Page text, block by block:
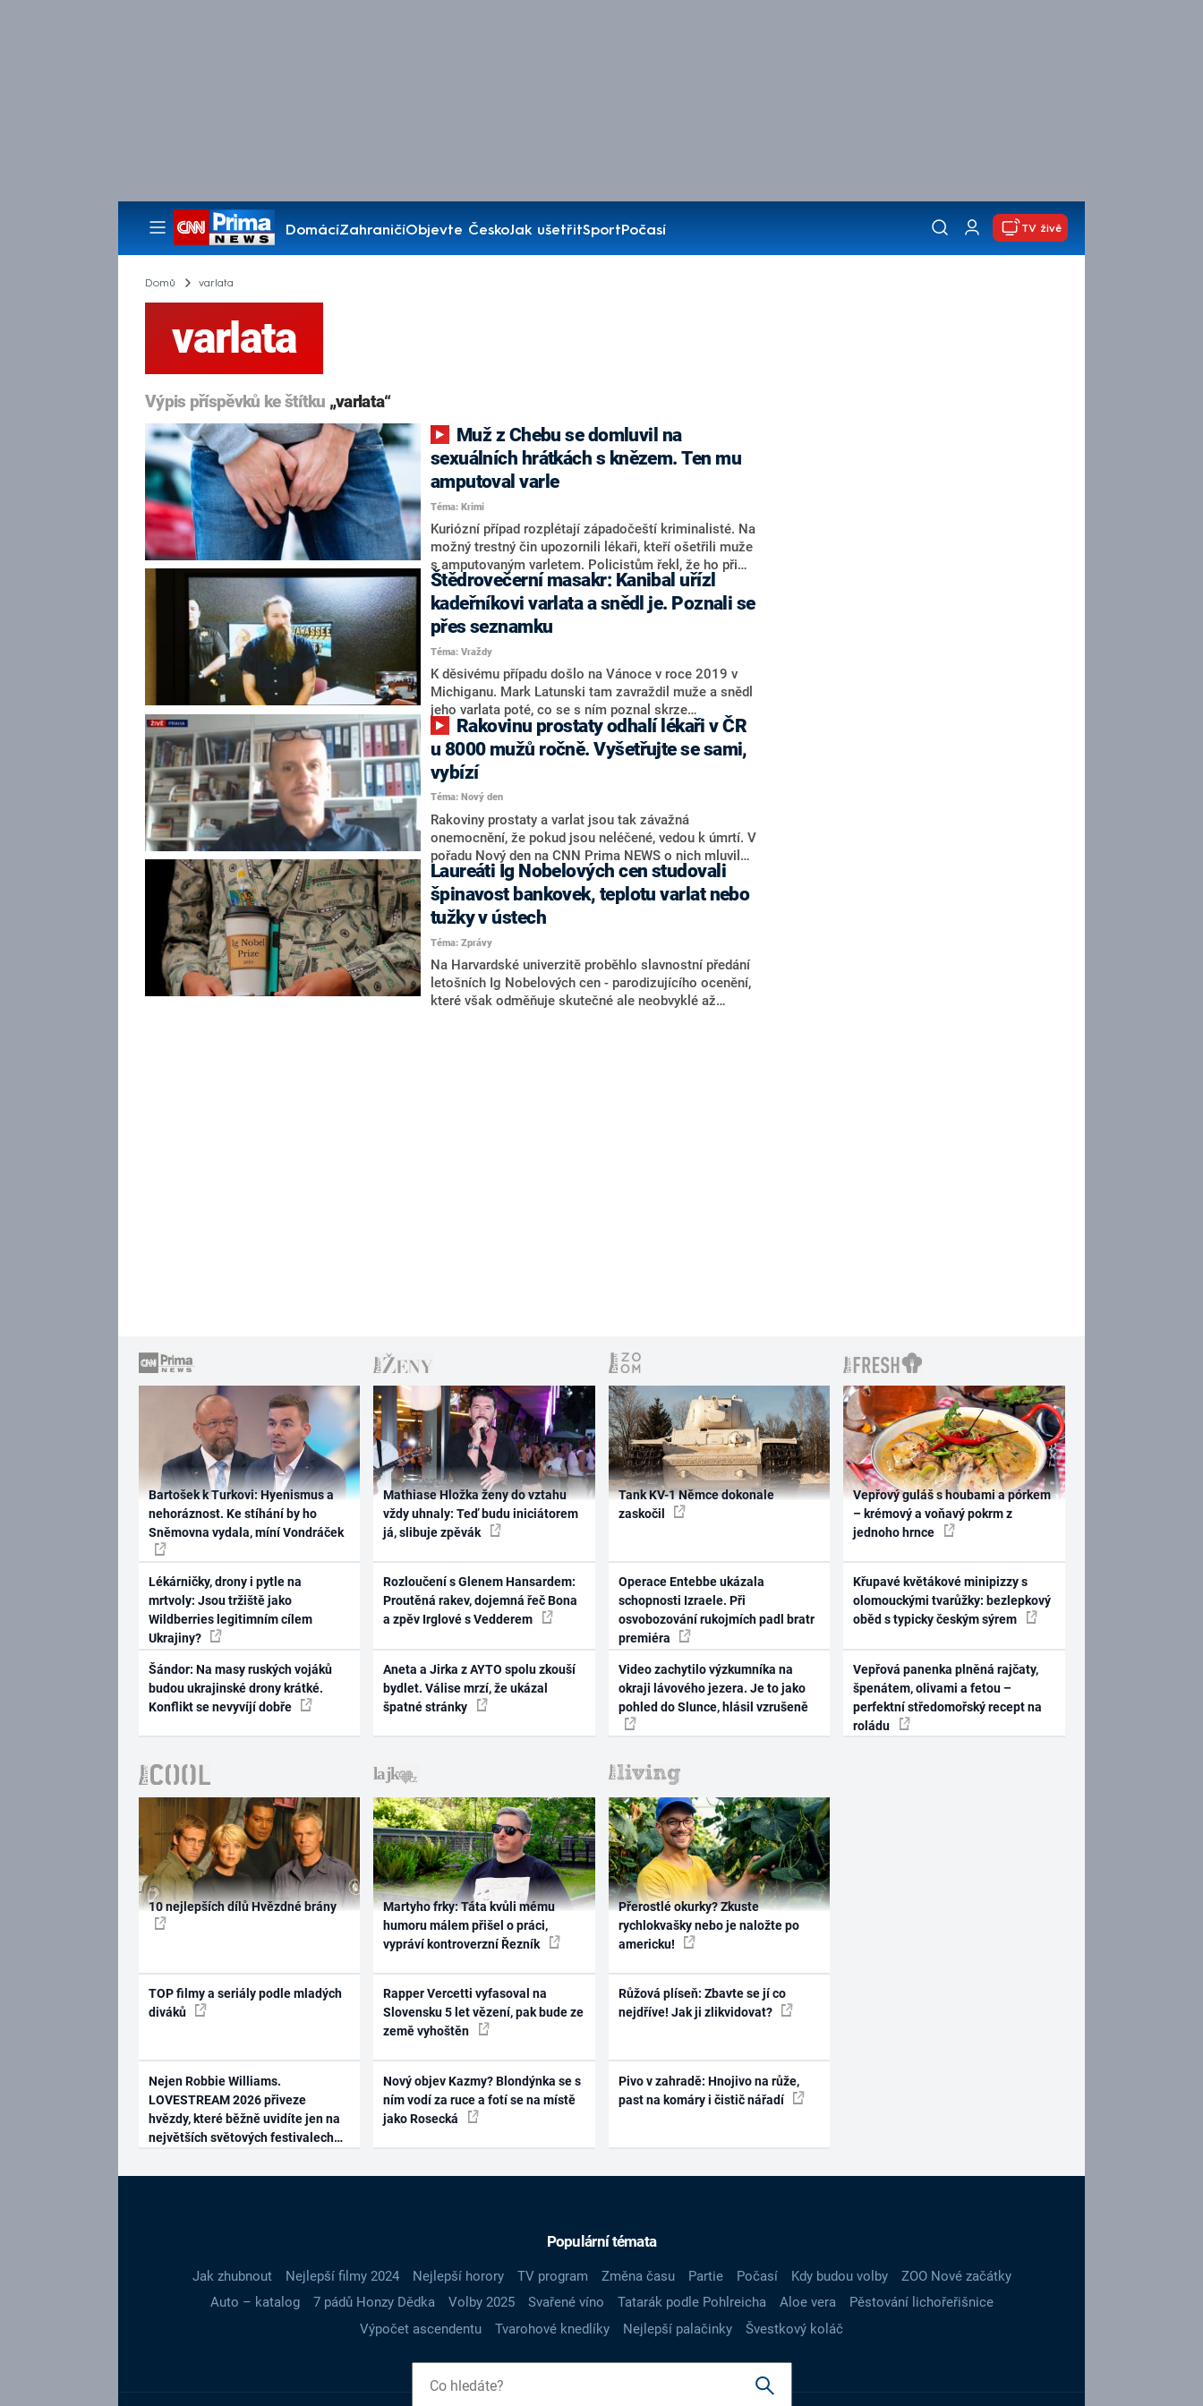
DomácíZahraničíObjevte ČeskoJak ušetřitSportPočasí
Pořady
TV živě
Domů varlata
varlata
Výpis příspěvků ke štítku „varlata“
sexuálních hrátkách s knězem. Ten mu
amputoval varle
Téma: Krimi
Kuriózní případ rozplétají západočeští kriminalisté. Na
možný trestný čin upozornili lékaři, kteří ošetřili muže
s amputovaným varletem. Policistům řekl, že ho při
sexuální hrátkách zranil kněz.
Štědrovečerní masakr: Kanibal uřízl
kadeřníkovi varlata a snědl je. Poznali se
přes seznamku
Téma: Vraždy
K děsivému případu došlo na Vánoce v roce 2019 v
Michiganu. Mark Latunski tam zavraždil muže a snědl
jeho varlata poté, co se s ním poznal skrze
seznamovací aplikaci Grindr. Začátkem roku 2022 se
místními přezdívaný „pojídač orgánů“ postaví znovu
před soud. K brutální vraždě se přiznal. Pozůstatky
25letého kadeřníka Kevina Bacona byly nalezeny čtyři
dny po spáchání hrůzného činu – visely ve skryté
místnosti suterénu pachatelova domu.
u 8000 mužů ročně. Vyšetřujte se sami,
vybízí
Téma: Nový den
Rakoviny prostaty a varlat jsou tak závažná
onemocnění, že pokud jsou neléčené, vedou k úmrtí. V
pořadu Nový den na CNN Prima NEWS o nich mluvil
přednosta Urologické kliniky Thomayerovy nemocnice
Roman Zachoval. U rakoviny prostaty, která je ročně
diagnostikována asi osmi tisícům mužů, spočívá
nebezpečí v obrovském množství případů, zatímco u
nádorů varlat je riziko v často velmi rychlém průběhu.
Nepodceňujte proto prevenci ani samovyšetření.
Laureáti Ig Nobelových cen studovali
špinavost bankovek, teplotu varlat nebo
tužky v ústech
Téma: Zprávy
Na Harvardské univerzitě proběhlo slavnostní předání
letošních Ig Nobelových cen - parodizujícího ocenění,
které však odměňuje skutečné ale neobvyklé až
Bartošek k Turkovi: Hyenismus a
nehoráznost. Ke stíhání by ho
Sněmovna vydala, míní Vondráček
Lékárničky, drony i pytle na
mrtvoly: Jsou tržiště jako
Wildberries legitimním cílem
Ukrajiny?
Šándor: Na masy ruských vojáků
budou ukrajinské drony krátké.
Konflikt se nevyvíjí dobře
Mathiase Hložka ženy do vztahu
vždy uhnaly: Teď budu iniciátorem
já, slibuje zpěvák
Rozloučení s Glenem Hansardem:
Proutěná rakev, dojemná řeč Bona
a zpěv Irglové s Vedderem
Aneta a Jirka z AYTO spolu zkouší
bydlet. Válise mrzí, že ukázal
špatné stránky
Tank KV-1 Němce dokonale
zaskočil
Operace Entebbe ukázala
schopnosti Izraele. Při
osvobozování rukojmích padl bratr
premiéra
Video zachytilo výzkumníka na
okraji lávového jezera. Je to jako
pohled do Slunce, hlásil vzrušeně
Vepřový guláš s houbami a pórkem
– krémový a voňavý pokrm z
jednoho hrnce
Křupavé květákové minipizzy s
olomouckými tvarůžky: bezlepkový
oběd s typicky českým sýrem
Vepřová panenka plněná rajčaty,
špenátem, olivami a fetou –
perfektní středomořský recept na
roládu
10 nejlepších dílů Hvězdné brány
TOP filmy a seriály podle mladých
diváků
Nejen Robbie Williams.
LOVESTREAM 2026 přiveze
hvězdy, které běžně uvidíte jen na
největších světových festivalech
Martyho frky: Táta kvůli mému
humoru málem přišel o práci,
vypráví kontroverzní Řezník
Rapper Vercetti vyfasoval na
Slovensku 5 let vězení, pak bude ze
země vyhoštěn
Nový objev Kazmy? Blondýnka se s
ním vodí za ruce a fotí se na místě
jako Rosecká
Přerostlé okurky? Zkuste
rychlokvašky nebo je naložte po
americku!
Růžová plíseň: Zbavte se jí co
nejdříve! Jak ji zlikvidovat?
Pivo v zahradě: Hnojivo na růže,
past na komáry i čistič nářadí
Populární témata
Jak zhubnout Nejlepší filmy 2024 Nejlepší horory TV program Změna času Partie Počasí Kdy budou volby
ZOO Nové začátky
Auto – katalog
7 pádů Honzy Dědka Volby 2025 Svařené víno Tatarák podle Pohlreicha Aloe vera
Pěstování lichořeřišnice
Výpočet ascendentu
Tvarohové knedlíky Nejlepší palačinky Švestkový koláč